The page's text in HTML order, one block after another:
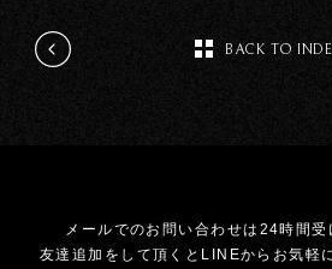
BACK TO
メールでのお問い合わせは24時間受
友達追加をして頂くとLINEからお気軽